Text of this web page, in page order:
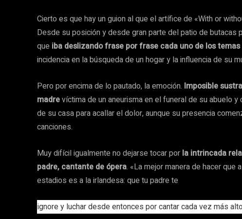
Cierto es que hay un guion al que el artífice de «With or
Desde su posición y desde gran parte del patio de
que iba deslizando frase por frase cada uno de los
incidencia en la búsqueda de un hogar y la influencia de su
Pero por encima de lo pautado, la emoción. Imposible
madrevíctima de un aneurisma en el funeral de su abuelo
de su casa para acallar el dolor, aunque su presencia
canciones.
Muy difícil igualmente no dejarse tocar por la intrincada
padre, cantante de ópera. «La mejor manera de hacer que
estadios es a la irlandesa: que tu padre te
ignore y luchar desde entonces por cantar cada vez más